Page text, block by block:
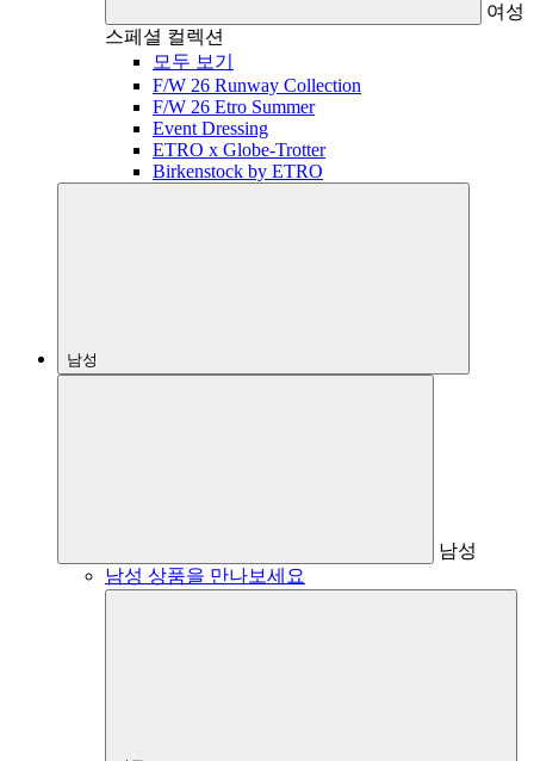
여성
스페셜 컬렉션
모두 보기
F/W 26 Runway Collection
F/W 26 Etro Summer
Event Dressing
ETRO x Globe-Trotter
Birkenstock by ETRO
남성
남성
남성 상품을 만나보세요